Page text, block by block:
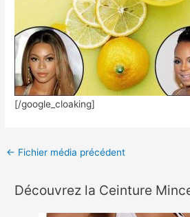
[/google_cloaking]
← Fichier média précédent
Découvrez la Ceinture